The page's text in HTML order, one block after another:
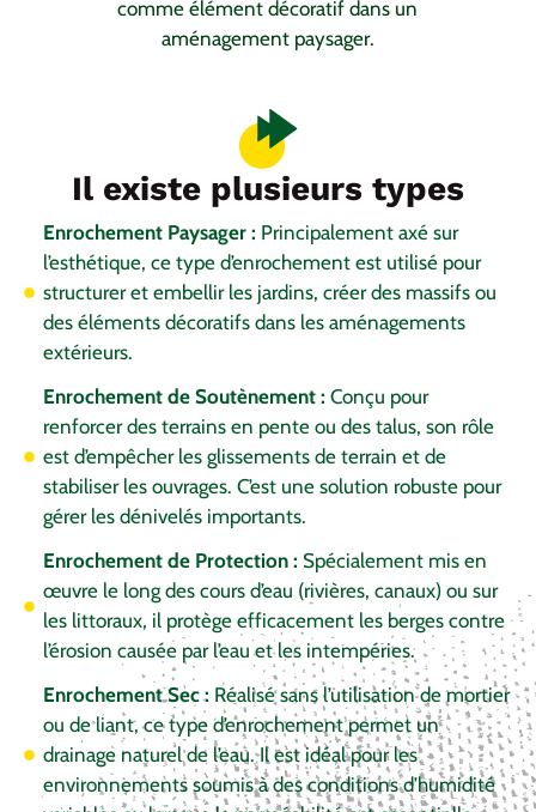
comme élément décoratif dans un
aménagement paysager.
Il existe plusieurs types
Enrochement Paysager : Principalement axé sur
l’esthétique, ce type d’enrochement est utilisé pour
structurer et embellir les jardins, créer des massifs ou
des éléments décoratifs dans les aménagements
extérieurs.
Enrochement de Soutènement :Conçu pour
renforcer des terrains en pente ou des talus, son rôle
est d’empêcher les glissements de terrain et de
stabiliser les ouvrages. C’est une solution robuste pour
gérer les dénivelés importants.
Enrochement de Protection : Spécialement mis en
œuvre le long des cours d’eau (rivières, canaux) ou sur
les littoraux, il protège efficacement les berges contre
l’érosion causée par l’eau et les intempéries.
Enrochement Sec : Réalisé sans l’utilisation de mortier
ou de liant, ce type d’enrochement permet un
drainage naturel de l’eau. Il est idéal pour les
environnements soumis à des conditions d’humidité